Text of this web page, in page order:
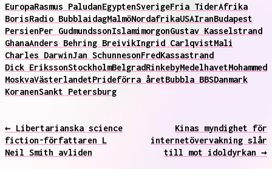
EuropaRasmus PaludanEgyptenSverigeFria TiderAfrika
BorisRadio BubblaidagMalmöNordafrikaUSAIranBudapest
PersienPer GudmundssonIslamimorgonGustav Kasselstrand
GhanaAnders Behring BreivikIngrid CarlqvistMali
Charles DarwinJan SchunnesonFredKassastrand
Dick ErikssonStockholmBelgradRinkebyMedelhavetMohammed
MoskvaVästerlandetPrideförra åretBubbla BBSDanmark
KoranenSankt Petersburg
← Libertarianska science
fiction-författaren L
Neil Smith avliden
Kinas myndighet för
internetövervakning slår
till mot idoldyrkan →